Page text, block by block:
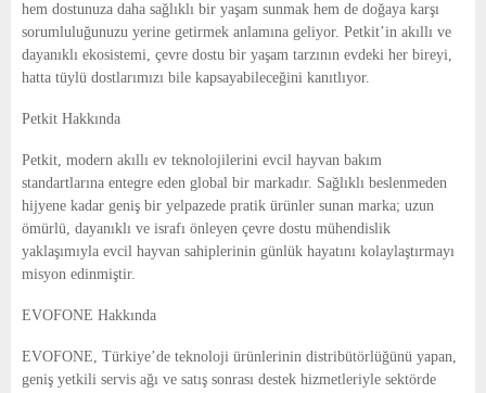
hem dostunuza daha sağlıklı bir yaşam sunmak hem de doğaya karşı
sorumluluğunuzu yerine getirmek anlamına geliyor. Petkit’in akıllı ve
dayanıklı ekosistemi, çevre dostu bir yaşam tarzının evdeki her bireyi,
hatta tüylü dostlarımızı bile kapsayabileceğini kanıtlıyor.
Petkit Hakkında
Petkit, modern akıllı ev teknolojilerini evcil hayvan bakım
standartlarına entegre eden global bir markadır. Sağlıklı beslenmeden
hijyene kadar geniş bir yelpazede pratik ürünler sunan marka; uzun
ömürlü, dayanıklı ve israfı önleyen çevre dostu mühendislik
yaklaşımıyla evcil hayvan sahiplerinin günlük hayatını kolaylaştırmayı
misyon edinmiştir.
EVOFONE Hakkında
EVOFONE, Türkiye’de teknoloji ürünlerinin distribütörlüğünü yapan,
geniş yetkili servis ağı ve satış sonrası destek hizmetleriyle sektörde